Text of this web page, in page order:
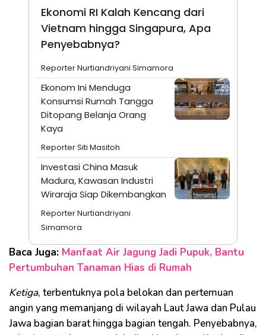
Ekonomi RI Kalah Kencang dari
Vietnam hingga Singapura, Apa
Penyebabnya?
Reporter Nurtiandriyani Simamora
Ekonom Ini Menduga
Konsumsi Rumah Tangga
Ditopang Belanja Orang
Kaya
Reporter Siti Masitoh
Investasi China Masuk
Madura, Kawasan Industri
Wiraraja Siap Dikembangkan
Reporter Nurtiandriyani
Simamora
Baca Juga: Manfaat Air Jagung Jadi Pupuk, Bantu
Pertumbuhan Tanaman Hias di Rumah
Ketiga, terbentuknya pola belokan dan pertemuan
angin yang memanjang di wilayah Laut Jawa dan Pulau
Jawa bagian barat hingga bagian tengah. Penyebabnya,